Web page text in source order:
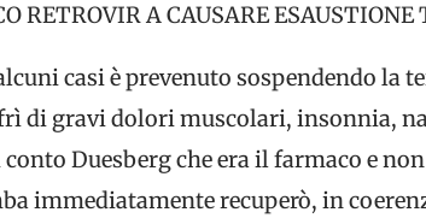
RETROVIR A CAUSARE ESAUSTIONE
casi è prevenuto sospendendo la
di gravi dolori muscolari, insonnia,
Duesberg che era il farmaco e
immediatamente recuperò, in